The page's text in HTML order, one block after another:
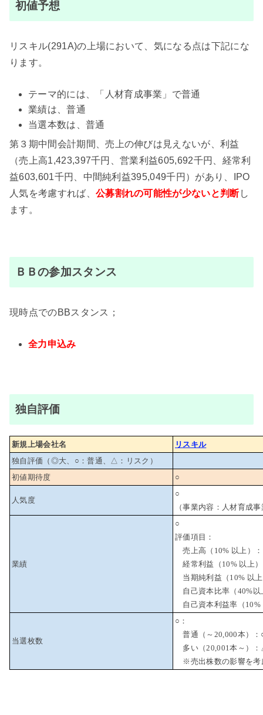
初値予想
リスキル(291A)の上場において、気になる点は下記にな
ります。
テーマ的には、「人材育成事業」で普通
業績は、普通
当選本数は、普通
第３期中間会計期間、売上の伸びは見えないが、利益
（売上高1,423,397千円、営業利益605,692千円、経常利
益603,601千円、中間純利益395,049千円）があり、IPO
人気を考慮すれば、 公募割れの可能性が少ないと判断し
ます。
ＢＢの参加スタンス
現時点でのBBスタンス；
全力申込み
独自評価
新規上場会社名
リスキル
独自評価（◎大、○：普通、△：リスク）
初値期待度
○
人気度
○
（事業内容：人材育成
業績
○
評価項目：
売上高（10% 以上）
経常利益（10% 以上
当期純利益（10% 以
自己資本比率（40%以
自己資本利益率（10%
当選枚数
○：
普通（～20,000本）
多い（20,001本～）
※売出株数の影響を考